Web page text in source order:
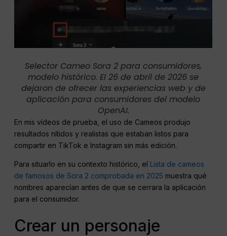
Selector Cameo Sora 2 para consumidores,
modelo histórico. El 26 de abril de 2026 se
dejaron de ofrecer las experiencias web y de
aplicación para consumidores del modelo
OpenAI.
En mis vídeos de prueba, el uso de Cameos produjo
resultados nítidos y realistas que estaban listos para
compartir en TikTok e Instagram sin más edición.
Para situarlo en su contexto histórico, el Lista de cameos
de famosos de Sora 2 comprobada en 2025 muestra qué
nombres aparecían antes de que se cerrara la aplicación
para el consumidor.
Crear un personaje